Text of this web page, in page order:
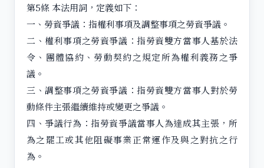
第5條 本法用詞，定義如下：
一、勞資爭議：指權利事項及調整事項之勞資爭議。
二、權利事項之勞資爭議：指勞資雙方當事人基於法
令、團體協約、勞動契約之規定所為權利義務之爭
議。
三、調整事項之勞資爭議：指勞資雙方當事人對於勞
動條件主張繼續維持或變更之爭議。
四、爭議行為：指勞資爭議當事人為達成其主張，所
為之罷工或其他阻礙事業正常運作及與之對抗之行
為。